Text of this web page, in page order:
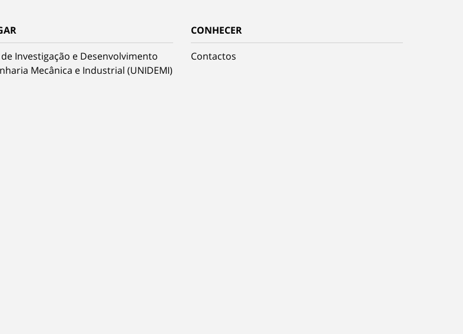
Investigação e Desenvolvimento
Mecânica e Industrial (UNIDEMI)
CONHECER
Contactos